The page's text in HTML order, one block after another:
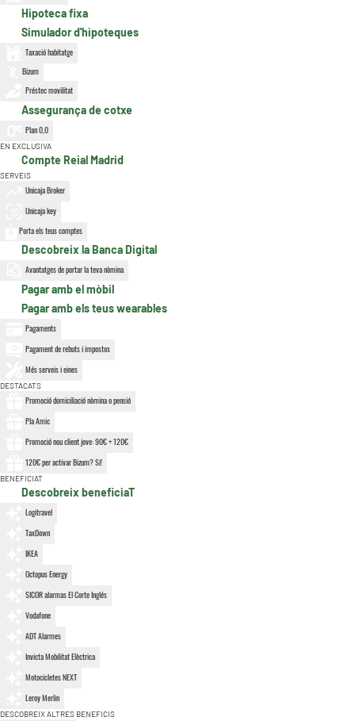
Hipoteca fixa
Simulador d'hipoteques
Taxació habitatge
Bizum
Préstec movilitat
Assegurança de cotxe
Plan 0,0
EN EXCLUSIVA
Compte Reial Madrid
SERVEIS
Unicaja Broker
Unicaja key
Porta els teus comptes
Descobreix la Banca Digital
Avantatges de portar la teva nòmina
Pagar amb el mòbil
Pagar amb els teus wearables
Pagaments
Pagament de rebuts i impostos
Més serveis i eines
DESTACATS
Promoció domiciliació nòmina o pensió
Pla Amic
Promoció nou client jove: 90€ + 120€
120€ per activar Bizum? Sí!
BENEFICIAT
Descobreix beneficiaT
Logitravel
TaxDown
IKEA
Octopus Energy
SICOR alarmas El Corte Inglés
Vodafone
ADT Alarmes
Invicta Mobilitat Elèctrica
Motocicletes NEXT
Leroy Merlin
DESCOBREIX ALTRES BENEFICIS